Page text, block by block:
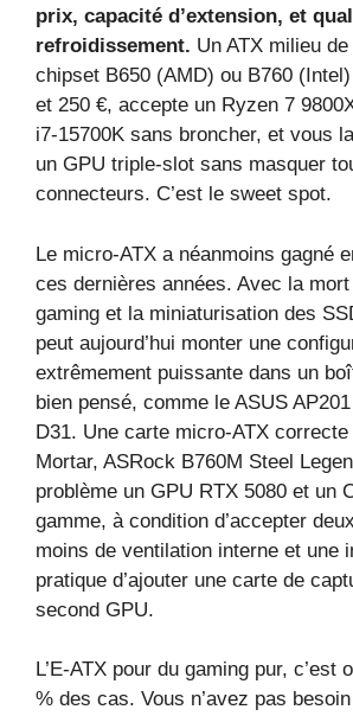
prix, capacité d’extension, et
refroidissement. Un ATX milieu
chipset B650 (AMD) ou B760
et 250 €, accepte un Ryzen 7
i7‑15700K sans broncher, et vous
un GPU triple‑slot sans masquer
connecteurs. C’est le sweet spot.
Le micro‑ATX a néanmoins gagné
ces dernières années. Avec la mort
gaming et la miniaturisation des
peut aujourd’hui monter une
extrêmement puissante dans un
bien pensé, comme le ASUS
D31. Une carte micro‑ATX
Mortar, ASRock B760M Steel
problème un GPU RTX 5080 et un
gamme, à condition d’accepter
moins de ventilation interne et une
pratique d’ajouter une carte de
second GPU.
L’E‑ATX pour du gaming pur, c’est
% des cas. Vous n’avez pas